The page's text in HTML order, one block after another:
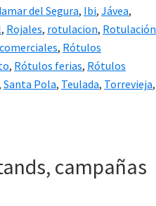
del Segura, Ibi, Jávea,
, Rojales, rotulacion, Rotulación
, Rótulos
, Rótulos ferias, Rótulos
Santa Pola, Teulada, Torrevieja,
campañas